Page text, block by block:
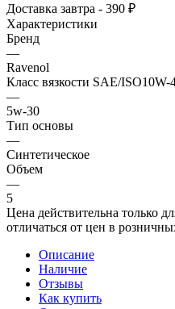
Доставка завтра - 390 ₽
Характеристики
Бренд
—
Ravenol
Класс вязкости SAE/ISO10W-
—
5w-30
Тип основы
—
Синтетическое
Объем
—
5
Цена действительна только
отличаться от цен в
Описание
Наличие
Отзывы
Как купить